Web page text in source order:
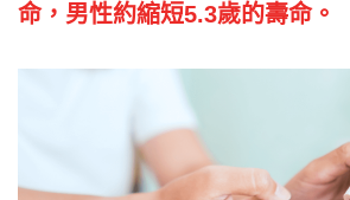
命，男性約縮短5.3歲的壽命。